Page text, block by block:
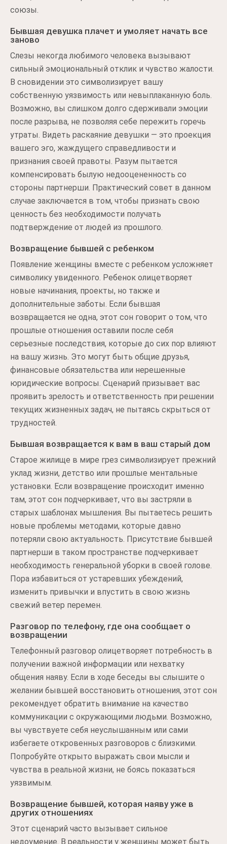
союзы.
Бывшая девушка плачет и умоляет начать все
заново
Слезы некогда любимого человека вызывают
сильный эмоциональный отклик и чувство жалости.
В сновидении это символизирует вашу
собственную уязвимость или невыплаканную боль.
Возможно, вы слишком долго сдерживали эмоции
после разрыва, не позволяя себе пережить горечь
утраты. Видеть раскаяние девушки — это проекция
вашего эго, жаждущего справедливости и
признания своей правоты. Разум пытается
компенсировать былую недооцененность со
стороны партнерши. Практический совет в данном
случае заключается в том, чтобы признать свою
ценность без необходимости получать
подтверждение от людей из прошлого.
Возвращение бывшей с ребенком
Появление женщины вместе с ребенком усложняет
символику увиденного. Ребенок олицетворяет
новые начинания, проекты, но также и
дополнительные заботы. Если бывшая
возвращается не одна, этот сон говорит о том, что
прошлые отношения оставили после себя
серьезные последствия, которые до сих пор влияют
на вашу жизнь. Это могут быть общие друзья,
финансовые обязательства или нерешенные
юридические вопросы. Сценарий призывает вас
проявить зрелость и ответственность при решении
текущих жизненных задач, не пытаясь скрыться от
трудностей.
Бывшая возвращается к вам в ваш старый дом
Старое жилище в мире грез символизирует прежний
уклад жизни, детство или прошлые ментальные
установки. Если возвращение происходит именно
там, этот сон подчеркивает, что вы застряли в
старых шаблонах мышления. Вы пытаетесь решить
новые проблемы методами, которые давно
потеряли свою актуальность. Присутствие бывшей
партнерши в таком пространстве подчеркивает
необходимость генеральной уборки в своей голове.
Пора избавиться от устаревших убеждений,
изменить привычки и впустить в свою жизнь
свежий ветер перемен.
Разговор по телефону, где она сообщает о
возвращении
Телефонный разговор олицетворяет потребность в
получении важной информации или нехватку
общения наяву. Если в ходе беседы вы слышите о
желании бывшей восстановить отношения, этот сон
рекомендует обратить внимание на качество
коммуникации с окружающими людьми. Возможно,
вы чувствуете себя неуслышанным или сами
избегаете откровенных разговоров с близкими.
Попробуйте открыто выражать свои мысли и
чувства в реальной жизни, не боясь показаться
уязвимым.
Возвращение бывшей, которая наяву уже в
других отношениях
Этот сценарий часто вызывает сильное
недоумение. В реальности у женщины может быть